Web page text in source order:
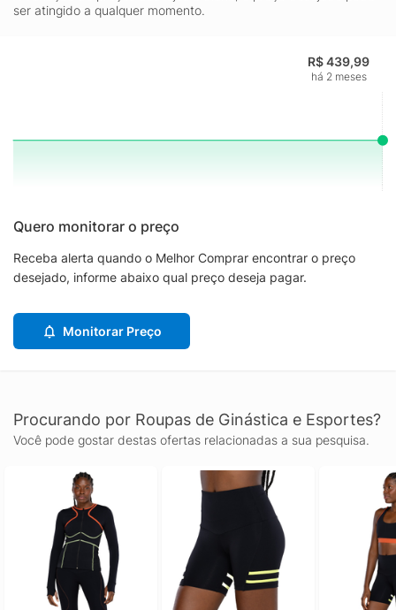
ser atingido a qualquer momento.
R$ 439,99
há 2 meses
Quero monitorar o preço
Receba alerta quando o Melhor Comprar encontrar o preço
desejado, informe abaixo qual preço deseja pagar.
Monitorar Preço
Procurando por Roupas de Ginástica e Esportes?
Você pode gostar destas ofertas relacionadas a sua pesquisa.